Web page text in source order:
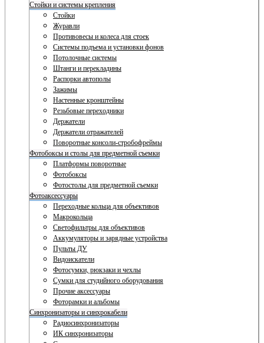
Стойки и системы крепления
Стойки
Журавли
Противовесы и колеса для стоек
Системы подъема и установки фонов
Потолочные системы
Штанги и перекладины
Распорки автополы
Зажимы
Настенные кронштейны
Резьбовые переходники
Держатели
Держатели отражателей
Поворотные консоли-стробофреймы
Фотобоксы и столы для предметной съемки
Платформы поворотные
Фотобоксы
Фотостолы для предметной съемки
Фотоаксессуары
Переходные кольца для объективов
Макрокольца
Светофильтры для объективов
Аккумуляторы и зарядные устройства
Пульты ДУ
Видоискатели
Фотосумки, рюкзаки и чехлы
Сумки для студийного оборудования
Прочие аксессуары
Фоторамки и альбомы
Синхронизаторы и синхрокабели
Радиосинхронизаторы
ИК синхронизаторы